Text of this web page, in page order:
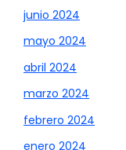
junio 2024
mayo 2024
abril 2024
marzo 2024
febrero 2024
enero 2024